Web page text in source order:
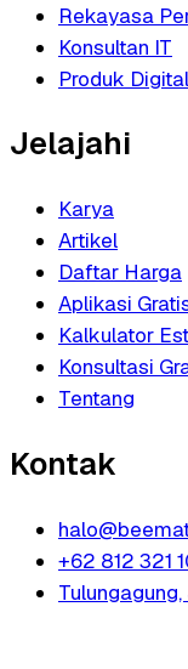
Rekayasa
Konsultan IT
Produk Digital
Jelajahi
Karya
Artikel
Daftar Harga
Aplikasi
Kalkulator
Konsultasi
Tentang
Kontak
+62 812 321